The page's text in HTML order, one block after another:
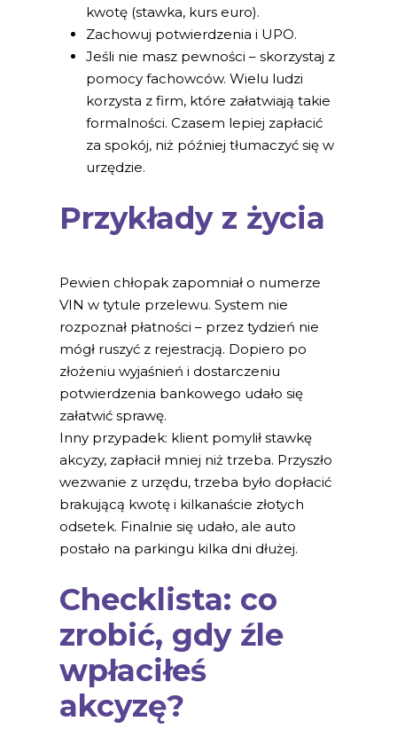
kwotę (stawka, kurs euro).
Zachowuj potwierdzenia i UPO.
Jeśli nie masz pewności – skorzystaj z
pomocy fachowców. Wielu ludzi
korzysta z firm, które załatwiają takie
formalności. Czasem lepiej zapłacić
za spokój, niż później tłumaczyć się w
urzędzie.
Przykłady z życia
Pewien chłopak zapomniał o numerze
VIN w tytule przelewu. System nie
rozpoznał płatności – przez tydzień nie
mógł ruszyć z rejestracją. Dopiero po
złożeniu wyjaśnień i dostarczeniu
potwierdzenia bankowego udało się
załatwić sprawę.
Inny przypadek: klient pomylił stawkę
akcyzy, zapłacił mniej niż trzeba. Przyszło
wezwanie z urzędu, trzeba było dopłacić
brakującą kwotę i kilkanaście złotych
odsetek. Finalnie się udało, ale auto
postało na parkingu kilka dni dłużej.
Checklista: co
zrobić, gdy źle
wpłaciłeś
akcyzę?